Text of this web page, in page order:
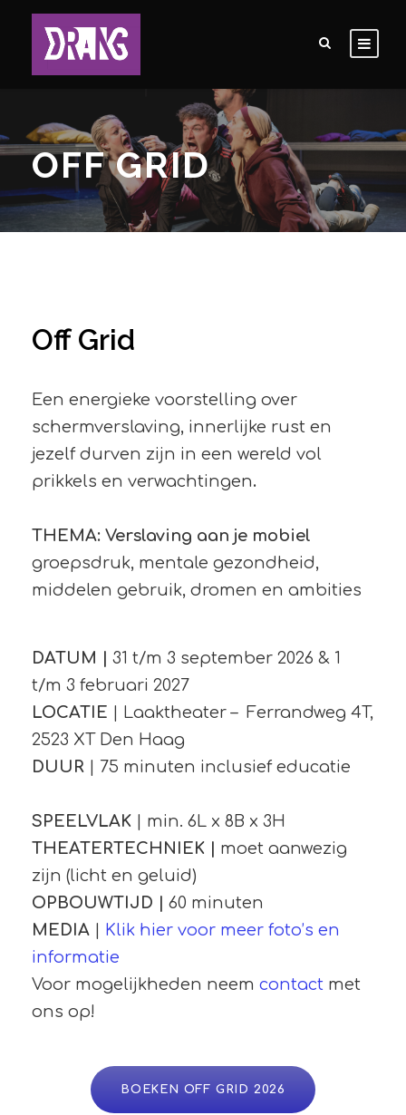
OFF GRID
Off Grid
Een energieke voorstelling over
schermverslaving, innerlijke rust en
jezelf durven zijn in een wereld vol
prikkels en verwachtingen.
THEMA: Verslaving aan je mobiel
groepsdruk, mentale gezondheid,
middelen gebruik, dromen en ambities
DATUM | 31 t/m 3 september 2026 & 1
t/m 3 februari 2027
LOCATIE | Laaktheater – Ferrandweg 4T,
2523 XT Den Haag
DUUR | 75 minuten inclusief educatie
SPEELVLAK | min. 6L x 8B x 3H
THEATERTECHNIEK | moet aanwezig
zijn (licht en geluid)
OPBOUWTIJD | 60 minuten
MEDIA | Klik hier voor meer foto’s en
informatie
Voor mogelijkheden neem contact met
ons op!
BOEKEN OFF GRID 2026